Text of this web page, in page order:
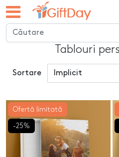
Tablouri
Sortare
Ofertă limitată
-25%